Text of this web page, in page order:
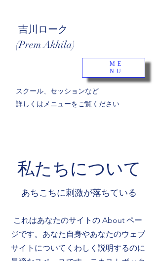
吉川ローク
(Prem Akhila)
ME
NU
​スクール、セッションなど
詳しくはメニューをご覧ください
私たちについて
あちこちに刺激が落ちている
これはあなたのサイトの About ペー
ジです。あなた自身やあなたのウェブ
サイトについてくわしく説明するのに